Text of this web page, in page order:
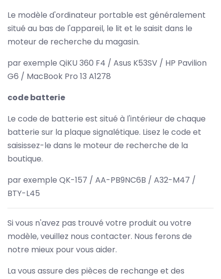
Le modèle d'ordinateur portable est généralement
situé au bas de l'appareil, le lit et le saisit dans le
moteur de recherche du magasin.
par exemple QiKU 360 F4 / Asus K53SV / HP Pavilion
G6 / MacBook Pro 13 A1278
code batterie
Le code de batterie est situé à l'intérieur de chaque
batterie sur la plaque signalétique. Lisez le code et
saisissez-le dans le moteur de recherche de la
boutique.
par exemple QK-157 / AA-PB9NC6B / A32-M47 /
BTY-L45
Si vous n'avez pas trouvé votre produit ou votre
modèle, veuillez nous contacter. Nous ferons de
notre mieux pour vous aider.
La vous assure des pièces de rechange et des